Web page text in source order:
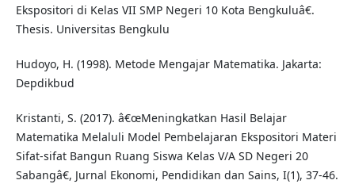
Ekspositori di Kelas VII SMP Negeri 10 Kota Bengkuluâ€.
Thesis. Universitas Bengkulu
Hudoyo, H. (1998). Metode Mengajar Matematika. Jakarta:
Depdikbud
Kristanti, S. (2017). â€œMeningkatkan Hasil Belajar
Matematika Melaluli Model Pembelajaran Ekspositori Materi
Sifat-sifat Bangun Ruang Siswa Kelas V/A SD Negeri 20
Sabangâ€, Jurnal Ekonomi, Pendidikan dan Sains, I(1), 37-46.